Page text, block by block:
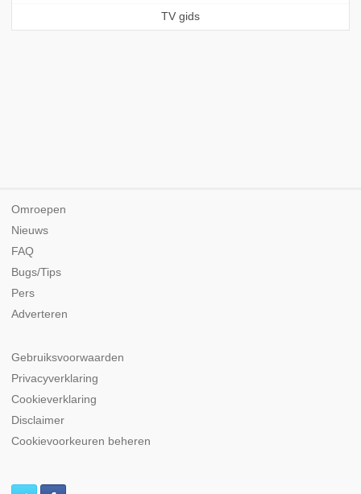
TV gids
Omroepen
Nieuws
FAQ
Bugs/Tips
Pers
Adverteren
Gebruiksvoorwaarden
Privacyverklaring
Cookieverklaring
Disclaimer
Cookievoorkeuren beheren